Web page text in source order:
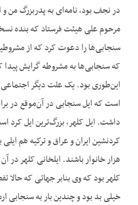
در نجف بود، نامه‌‌ای به پدربزرگ من
مرحوم علی هیئت فرستاد که بنده
سنجابی‌‌ها را دعوت کرد که از
که سنجابی‌‌ها به مشروطه گرایش پیدا
این‌‌طوری بود. یک علت دیگر
است که ایل سنجابی در آ‌‌ن‌‌موقع در
داشت. ایل کلهر، بزرگ‌‌ترین ایل کرد
کردنشین ایران و عراق و ترکیه هم
هزار خانوار باشند. ایلخانی کلهر در
کلهر بود که وی بنابر جهاتی که
خیلی بد بود و چندین بار به سنجابی